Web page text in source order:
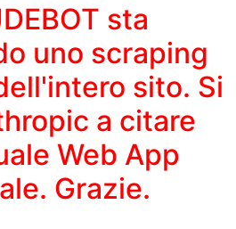
sta
uno scraping
sito. Si
a citare
Web App
Grazie.